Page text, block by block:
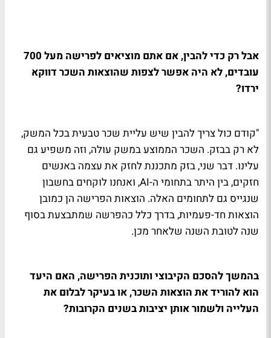
אבל רק כדי להבין, אם אתם מוציאים לפרישה מעל 700
עובדים, לא היה אפשר לצפות שהוצאות השכר דווקא
ירדו?
"קודם כול צריך להבין שיש עליית שכר טבעית בכל המשק,
לא רק בבזק. השכר הממוצע במשק עולה, וזה משפיע גם
עלינו. דבר שני, בזק מתכננת לחזק את עצמה באנשים
חזקים, בין היתר בתחומי ה-AI, ואנחנו לוקחים בחשבון
שנגייס גם לתחומים האלה. הוצאות הפרישה הן כמובן
הוצאות חד-פעמיות, בדרך כלל כהפרשה שמתבצעת בסוף
שנה לטובת השנה שלאחר מכן.
בהמשך להסכם הקיבוצי ותוכנית הפרישה, האם היעד
הוא להוריד את הוצאות השכר, או בעיקר לבלום את
העלייה ולשמור אותן יציבות בשנים הקרובות?